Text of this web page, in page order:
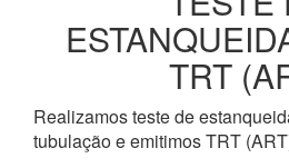
TRT
Realizamos teste de
tubulação e emitimos TRT